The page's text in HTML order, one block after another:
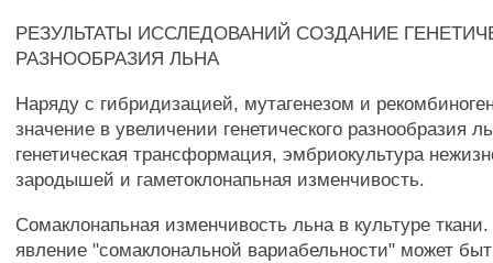
РЕЗУЛЬТАТЫ ИССЛЕДОВАНИЙ СОЗДАНИЕ
РАЗНООБРАЗИЯ ЛЬНА
Наряду с гибридизацией, мутагенезом и
значение в увеличении генетического разнообразия
генетическая трансформация, эмбриокультура
зародышей и гаметоклонапьная изменчивость.
Сомаклонапьная изменчивость льна в культуре
явление "сомаклональной вариабельности" может